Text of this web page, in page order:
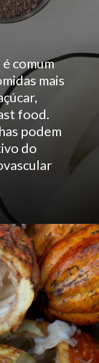
comum
mais
food.
podem
do